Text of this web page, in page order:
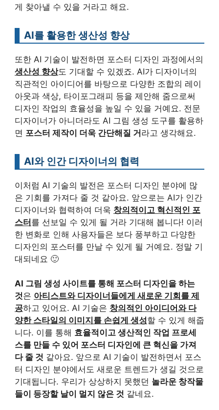
게 찾아낼 수 있을 거라고 해요.
AI를 활용한 생산성 향상
또한 AI 기술이 발전하면 포스터 디자인 과정에서의
생산성 향상도 기대할 수 있겠죠. AI가 디자이너의
직관적인 아이디어를 바탕으로 다양한 조합의 레이
아웃과 색상, 타이포그래피 등을 제안해 줌으로써
디자인 작업의 효율성을 높일 수 있을 거예요. 전문
디자이너가 아니더라도 AI 그림 생성 도구를 활용하
면 포스터 제작이 더욱 간단해질 거라고 생각해요.
AI와 인간 디자이너의 협력
이처럼 AI 기술의 발전은 포스터 디자인 분야에 많
은 기회를 가져다 줄 것 같아요. 앞으로는 AI가 인간
디자이너와 협력하여 더욱 창의적이고 혁신적인 포
스터를 선보일 수 있게 될 거라 기대해 봅니다! 이러
한 변화로 인해 사용자들은 보다 풍부하고 다양한
디자인의 포스터를 만날 수 있게 될 거예요. 정말 기
대되네요 🙂
AI 그림 생성 사이트를 통해 포스터 디자인을 하는
것은 아티스트와 디자이너들에게 새로운 기회를 제
공하고 있어요. AI 기술은 창의적인 아이디어와 다
양한 스타일의 이미지를 손쉽게 생성할 수 있게 해줍
니다. 이를 통해 효율적이고 생산적인 작업 프로세
스를 만들 수 있어 포스터 디자인에 큰 혁신을 가져
다 줄 것 같아요. 앞으로 AI 기술이 발전하면서 포스
터 디자인 분야에서도 새로운 트렌드가 생길 것으로
기대됩니다. 우리가 상상하지 못했던 놀라운 창작물
들이 등장할 날이 멀지 않은 것 같네요.